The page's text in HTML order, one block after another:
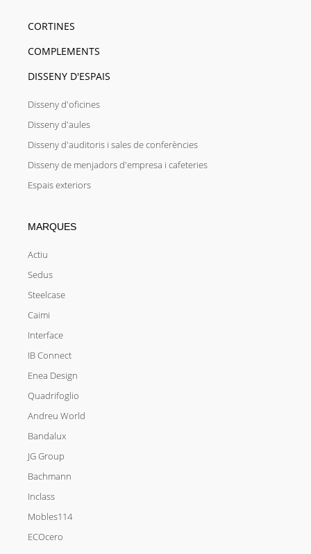
CORTINES
COMPLEMENTS
DISSENY D'ESPAIS
Disseny d'oficines
Disseny d'aules
Disseny d'auditoris i sales de conferències
Disseny de menjadors d'empresa i cafeteries
Espais exteriors
MARQUES
Actiu
Sedus
Steelcase
Caimi
Interface
IB Connect
Enea Design
Quadrifoglio
Andreu World
Bandalux
JG Group
Bachmann
Inclass
Mobles114
ECOcero